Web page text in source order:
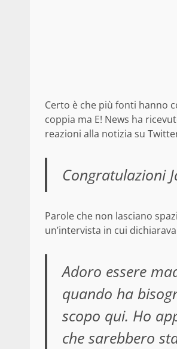
Certo è che più fonti hanno
coppia ma E! News ha
reazioni alla notizia su
Congratulazioni
Parole che non lasciano
un’intervista in cui
Adoro essere
quando ha
scopo qui. Ho
che sarebbero